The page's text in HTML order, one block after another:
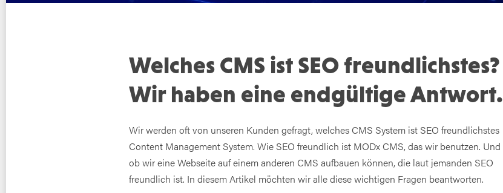
Welches CMS ist SEO freundlichstes?
Wir haben eine endgültige Antwort.
Wir werden oft von unseren Kunden gefragt, welches CMS System ist SEO freundlichstes
Content Management System. Wie SEO freundlich ist MODx CMS, das wir benutzen. Und
ob wir eine Webseite auf einem anderen CMS aufbauen können, die laut jemanden SEO
freundlich ist. In diesem Artikel möchten wir alle diese wichtigen Fragen beantworten.